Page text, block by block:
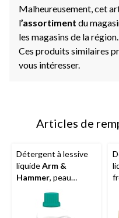
Malheureusement, cet
l’assortiment du
les magasins de la région.
Ces produits similaires
vous intéresser.
Articles de
Détergent à lessive
liquideArm &
Hammer, peau
brassées, 2,96 L